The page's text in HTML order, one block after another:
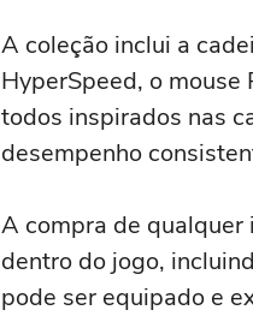
A coleção inclui a
HyperSpeed, o mouse
todos inspirados nas
desempenho
A compra de qualquer
dentro do jogo,
pode ser equipado e